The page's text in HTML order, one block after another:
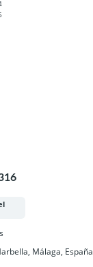
Málaga, España